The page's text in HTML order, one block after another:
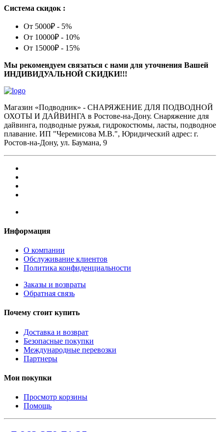
Система скидок :
От 5000₽ - 5%
От 10000₽ - 10%
От 15000₽ - 15%
Мы рекомендуем связаться с нами для уточнения Вашей
ИНДИВИДУАЛЬНОЙ СКИДКИ!!!
Магазин «Подводник» - СНАРЯЖЕНИЕ ДЛЯ ПОДВОДНОЙ
ОХОТЫ И ДАЙВИНГА в Ростове-на-Дону. Снаряжение для
дайвинга, подводные ружья, гидрокостюмы, ласты, подводное
плавание. ИП "Черемисова М.В.", Юридический адрес: г.
Ростов-на-Дону, ул. Баумана, 9
Информация
О компании
Обслуживание клиентов
Политика конфиденциальности
Заказы и возвраты
Обратная связь
Почему стоит купить
Доставка и возврат
Безопасные покупки
Международные перевозки
Партнеры
Мои покупки
Просмотр корзины
Помощь